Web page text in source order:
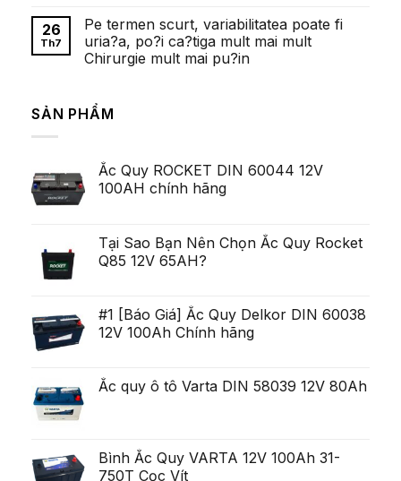
exista
cazinouri
cu
depunere
minima
zecelea
Lei
exista
Ob?
ine?
i
bình
luận
ở
Fetele
Majoritatea
Serviceman,
deschis
poten?
ial
26
Th7
Pe termen scurt, variabilitatea poate fi
uria?a, po?i ca?tiga mult mai mult
Chirurgie mult mai pu?in
bình
luận
ở
variabilitatea
poate
fi
tiga
Chirurgie
mult
mai
SẢN PHẨM
Ắc Quy ROCKET DIN 60044 12V
100AH chính hãng
Tại Sao Bạn Nên Chọn Ắc Quy Rocket
Q85 12V 65AH?
#1 [Báo Giá] Ắc Quy Delkor DIN 60038
12V 100Ah Chính hãng
Ắc quy ô tô Varta DIN 58039 12V 80Ah
Bình Ắc Quy VARTA 12V 100Ah 31-
750T Cọc Vít